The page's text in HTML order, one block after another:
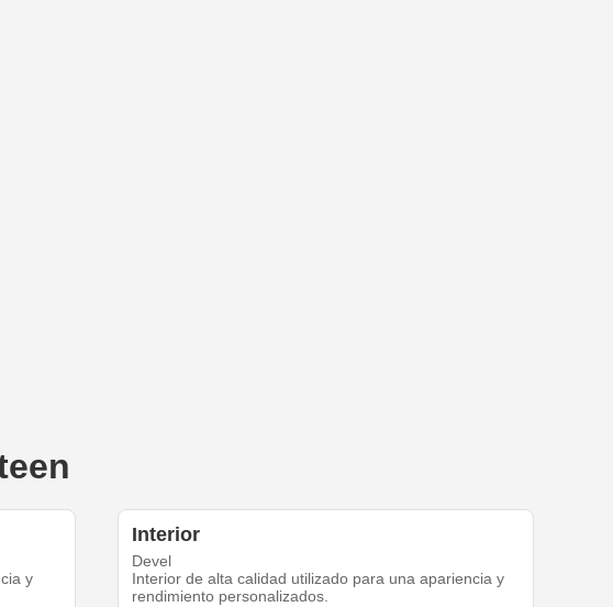
y
Interior
Devel
Interior de alta calidad utilizado para una apariencia y
rendimiento personalizados.